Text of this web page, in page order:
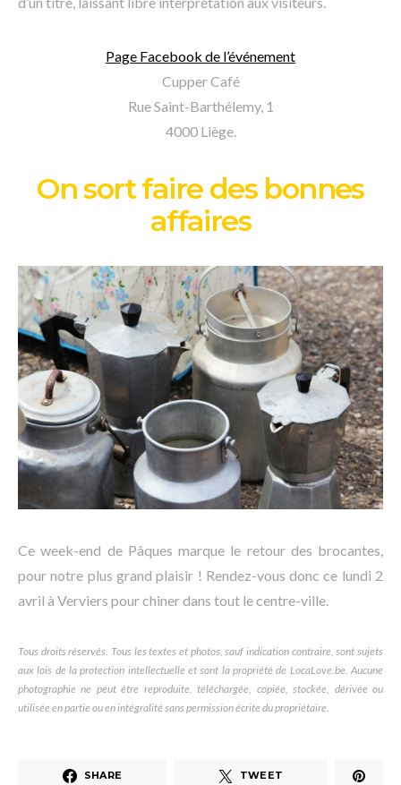
Page Facebook de l’événement
Cupper Café
Rue Saint-Barthélemy, 1
4000 Liège.
On sort faire des bonnes
affaires
Ce week-end de Pâques marque le retour des brocantes,
pour notre plus grand plaisir ! Rendez-vous donc ce lundi 2
avril à Verviers pour chiner dans tout le centre-ville.
Tous droits réservés. Tous les textes et photos, sauf indication contraire, sont sujets
aux lois de la protection intellectuelle et sont la propriété de LocaLove.be. Aucune
photographie ne peut être reproduite, téléchargée, copiée, stockée, dérivée ou
utilisée en partie ou en intégralité sans permission écrite du propriétaire.
SHARE TWEET